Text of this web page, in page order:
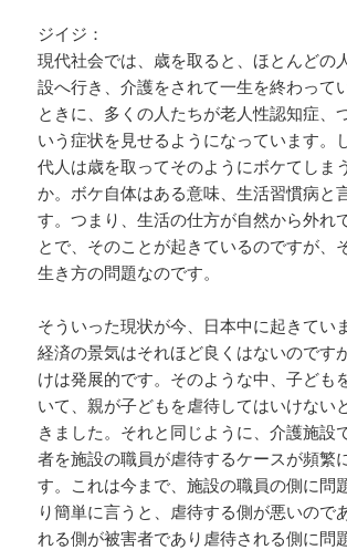
ジイジ：
現代社会では、歳を取ると、ほとんどの
設へ行き、介護をされて一生を終わって
ときに、多くの人たちが老人性認知症、
いう症状を見せるようになっています。
代人は歳を取ってそのようにボケてしま
か。ボケ自体はある意味、生活習慣病と
す。つまり、生活の仕方が自然から外れ
とで、そのことが起きているのですが、
生き方の問題なのです。
そういった現状が今、日本中に起きてい
経済の景気はそれほど良くはないのです
けは発展的です。そのような中、子ども
いて、親が子どもを虐待してはいけない
きました。それと同じように、介護施設
者を施設の職員が虐待するケースが頻繁
す。これは今まで、施設の職員の側に問
り簡単に言うと、虐待する側が悪いので
れる側が被害者であり虐待される側に問